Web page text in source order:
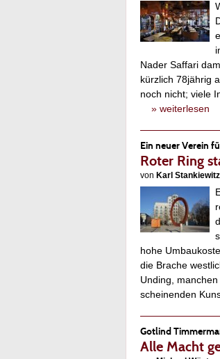
Nader Saffari
kürzlich 78jährig
noch nicht; viele
» weiterlesen
Ein neuer Verein
Roter Ring
von Karl Stankiewitz
hohe
die Brache
Unding,
scheinenden
Gotlind
Alle Macht